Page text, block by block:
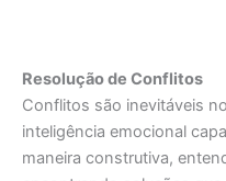
Resolução de Conflitos
Conflitos são inevitáveis
inteligência emocional
maneira construtiva,